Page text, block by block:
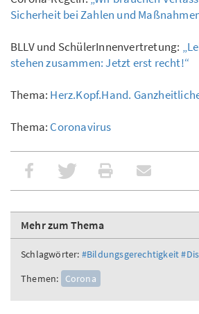
Sicherheit bei Zahlen und
BLLV und SchülerInnenvertretung:
stehen zusammen: Jetzt erst recht!“
Thema: Herz.Kopf.Hand.
Thema: Coronavirus
Mehr zum Thema
Schlagwörter: #Bildungsgerechtigkeit
Themen:
Corona